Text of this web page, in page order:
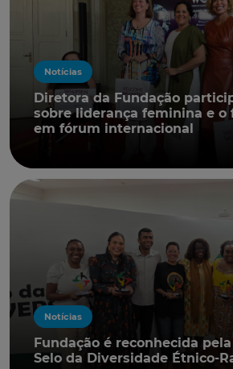
Notícias
Diretora da Fundação
sobre liderança feminina e o
em fórum internacional
Notícias
Fundação é reconhecida
Selo da Diversidade Étnico-